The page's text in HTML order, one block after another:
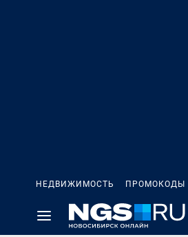
НЕДВИЖИМОСТЬ ПРОМОКОДЫ